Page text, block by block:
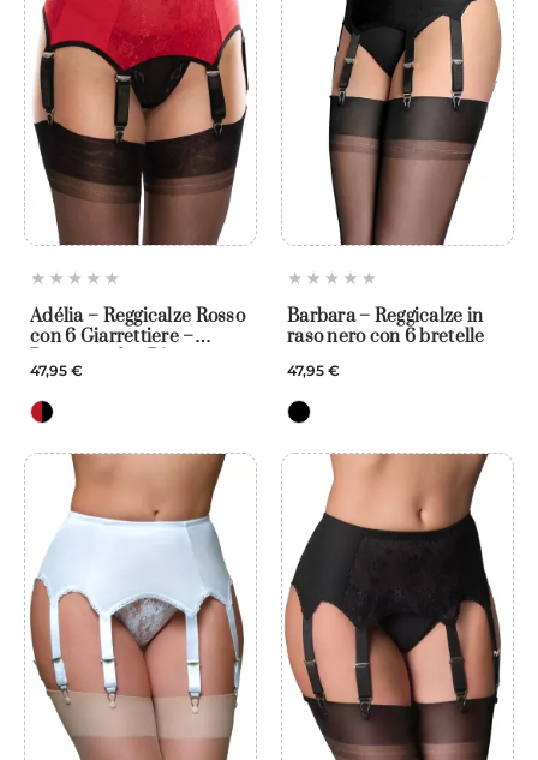
Adélia – Reggicalze Rosso
con 6 Giarrettiere –
47,95 €
Barbara – Reggicalze in
raso nero con 6 bretelle
47,95 €